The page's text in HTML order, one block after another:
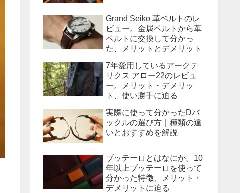
Grand Seiko 革ベルトのレ
ビュー。金属ベルトから革
ベルトに交換して分かっ
た、メリットとデメリット
7年愛用しているアークテ
リクス アロー22のレビュ
ー。メリット・デメリッ
ト、使い勝手に迫る
実際に使って分かったDバ
ックルの選び方｜種類の違
いとおすすめを解説
ブッテーロとはなにか。10
年以上ブッテーロを使って
分かった特徴、メリット・
デメリットに迫る